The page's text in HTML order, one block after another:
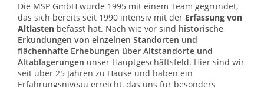
Die MSP GmbH wurde 1995 mit einem Team gegründet,
das sich bereits seit 1990 intensiv mit der Erfassung von
Altlasten befasst hat. Nach wie vor sind historische
Erkundungen von einzelnen Standorten und
flächenhafte Erhebungen über Altstandorte und
Altablagerungen unser Hauptgeschäftsfeld. Hier sind wir
seit über 25 Jahren zu Hause und haben ein
Erfahrungsniveau erreicht, das uns für besonders